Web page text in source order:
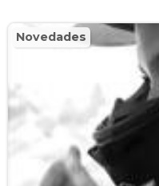
Novedades